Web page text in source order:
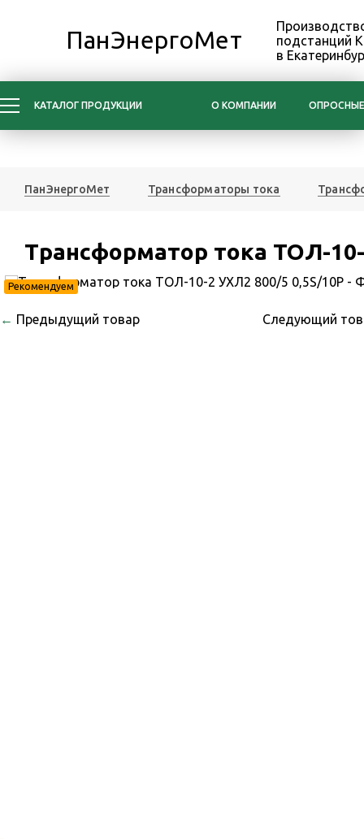
ПанЭнергоМет
подстанций
в
КАТАЛОГ ПРОДУКЦИИ О КОМПАНИИ
ПанЭнергоМет Трансформаторы тока
Трансформатор тока ТОЛ-
Рекомендуем
← Предыдущий товар Следующий